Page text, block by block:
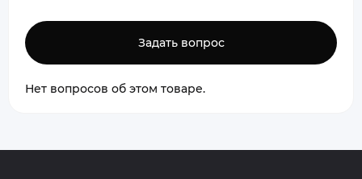
Задать вопрос
Нет вопросов об этом товаре.